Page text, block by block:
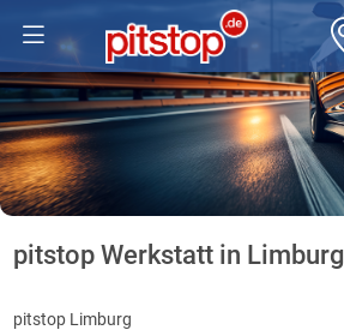
pitstop Werkstatt in Limburg
pitstop Limburg